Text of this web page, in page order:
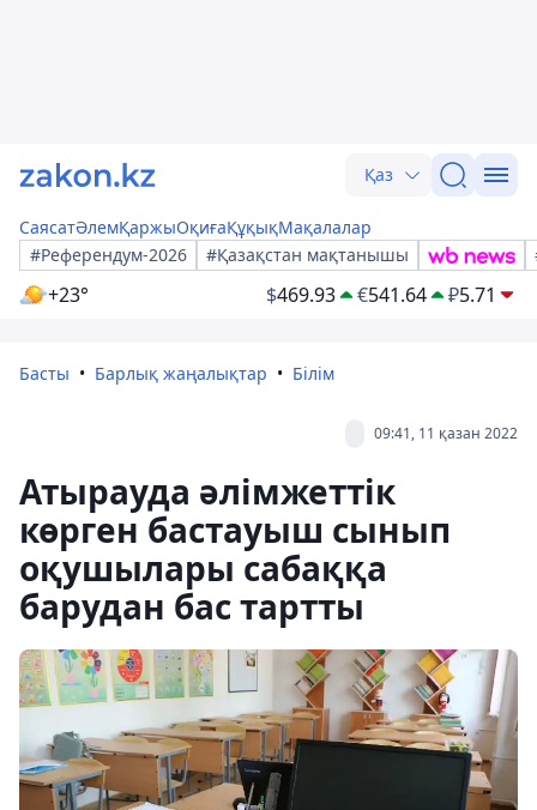
Қаз
СаясатӘлемҚаржыОқиғаҚұқықМақалалар
#Референдум-2026
#Қазақстан мақтанышы
+23° $469.93 €541.64 ₽5.71
Басты Барлық жаңалықтар Білім
09:41, 11 қазан 2022
Атырауда әлімжеттік
көрген бастауыш сынып
оқушылары сабаққа
барудан бас тартты